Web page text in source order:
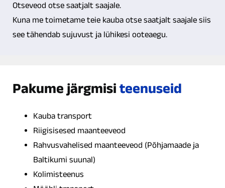
Otseveod otse saatjalt saajale.
Kuna me toimetame teie kauba otse saatjalt saajale siis
see tähendab sujuvust ja lühikesi ooteaegu.
Pakume järgmisi teenuseid
Kauba transport
Riigisisesed maanteeveod
Rahvusvahelised maanteeveod (Põhjamaade ja
Baltikumi suunal)
Kolimisteenus